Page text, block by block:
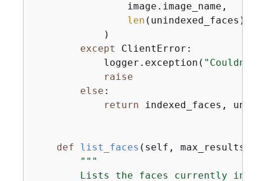
                image.image_name,
len (unindexed_faces),
            )
except ClientError:
            logger.exception(
"Couldn't
raise
else :
return indexed_faces,
def list_faces ( self, max_results
"""
Lists the faces currently